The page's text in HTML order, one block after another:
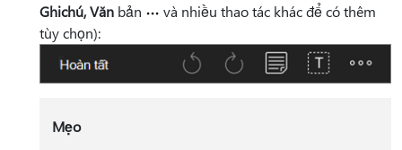
Ghichú, Văn bản
và nhiều thao tác khác để có thêm
tùy chọn):
Mẹo